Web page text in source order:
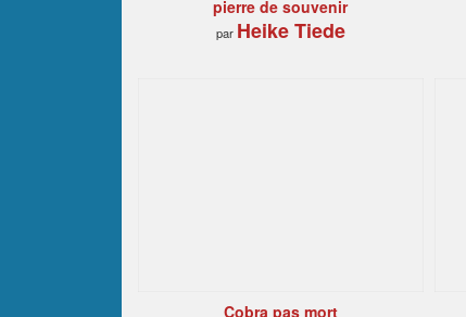
pierre de souvenir
par Heike Tiede
Cobra pas mort